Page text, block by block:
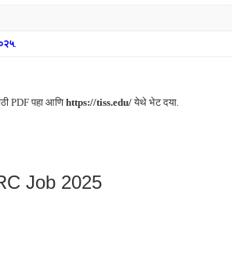
.
PDF पहा आणि https://tiss.edu/येथे भेट दया.
Job 2025